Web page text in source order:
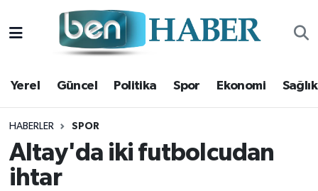
Yerel Güncel Politika Spor Ekonomi Sağlık
HABERLER SPOR
Altay'da iki futbolcudan
ihtar
Yerel
Güncel
Politika
Spor
Hava Durumu
Trafik Durumu
Süper Lig Puan Durumu ve Fikstür
Tüm Manşetler